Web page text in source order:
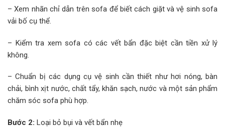
– Xem nhãn chỉ dẫn trên sofa để biết cách giặt và vệ sinh sofa
vải bố cụ thể.
– Kiểm tra xem sofa có các vết bẩn đặc biệt cần tiền xử lý
không.
– Chuẩn bị các dụng cụ vệ sinh cần thiết như hơi nóng, bàn
chải, bình xịt nước, chất tẩy, khăn sạch, nước và một sản phẩm
chăm sóc sofa phù hợp.
Bước 2: Loại bỏ bụi và vết bẩn nhẹ